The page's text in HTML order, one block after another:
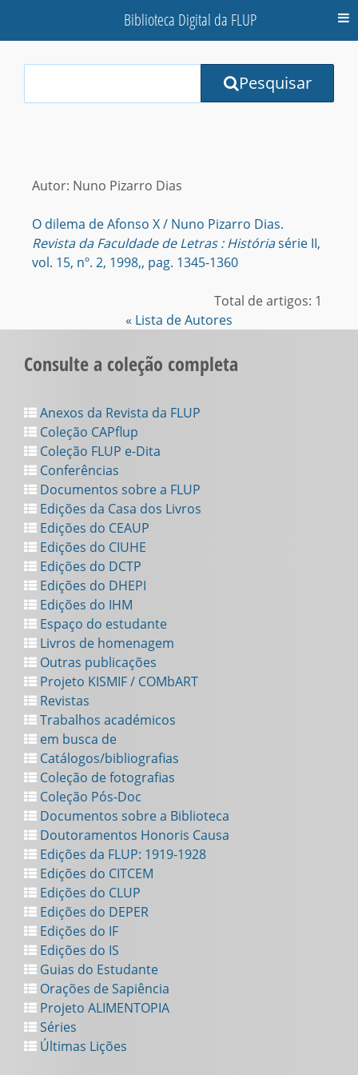
Biblioteca Digital da FLUP
Terms:
Pesquisar
Autor: Nuno Pizarro Dias
O dilema de Afonso X / Nuno Pizarro Dias.
Revista da Faculdade de Letras : Históriasérie II,
vol. 15, nº. 2, 1998,, pag. 1345-1360
Total de artigos: 1
« Lista de Autores
Consulte a coleção completa
Anexos da Revista da FLUP
Coleção CAPflup
Coleção FLUP e-Dita
Conferências
Documentos sobre a FLUP
Edições da Casa dos Livros
Edições do CEAUP
Edições do CIUHE
Edições do DCTP
Edições do DHEPI
Edições do IHM
Espaço do estudante
Livros de homenagem
Outras publicações
Projeto KISMIF / COMbART
Revistas
Trabalhos académicos
em busca de
Catálogos/bibliografias
Coleção de fotografias
Coleção Pós-Doc
Documentos sobre a Biblioteca
Doutoramentos Honoris Causa
Edições da FLUP: 1919-1928
Edições do CITCEM
Edições do CLUP
Edições do DEPER
Edições do IF
Edições do IS
Guias do Estudante
Orações de Sapiência
Projeto ALIMENTOPIA
Séries
Últimas Lições